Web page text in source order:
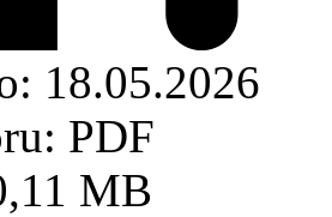
18.05.2026
PDF
MB